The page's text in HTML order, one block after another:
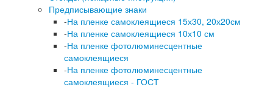
Предписывающие знаки
-На пленке самоклеящиеся 15х30, 20х20см
-На пленке самоклеящиеся 10х10 см
-На пленке фотолюминесцентные
самоклеящиеся
-На пленке фотолюминесцентные
самоклеящиеся - ГОСТ